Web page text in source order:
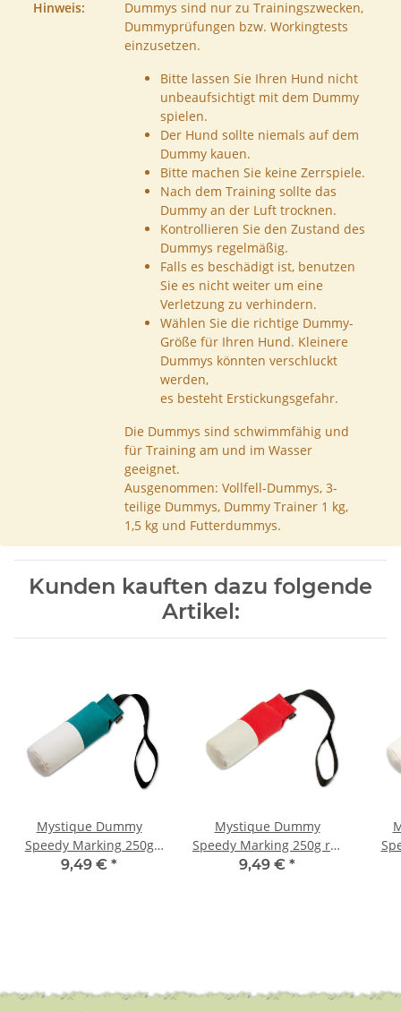
Hinweis:
Dummys sind nur zu Trainingszwecken,
Dummyprüfungen bzw. Workingtests
einzusetzen.
Bitte lassen Sie Ihren Hund nicht
unbeaufsichtigt mit dem Dummy
spielen.
Der Hund sollte niemals auf dem
Dummy kauen.
Bitte machen Sie keine Zerrspiele.
Nach dem Training sollte das
Dummy an der Luft trocknen.
Kontrollieren Sie den Zustand des
Dummys regelmäßig.
Falls es beschädigt ist, benutzen
Sie es nicht weiter um eine
Verletzung zu verhindern.
Wählen Sie die richtige Dummy-
Größe für Ihren Hund. Kleinere
Dummys könnten verschluckt
werden,
es besteht Erstickungsgefahr.
Die Dummys sind schwimmfähig und
für Training am und im Wasser
geeignet.
Ausgenommen: Vollfell-Dummys, 3-
teilige Dummys, Dummy Trainer 1 kg,
1,5 kg und Futterdummys.
Kunden kauften dazu folgende
Artikel:
Mystique Dummy
Speedy Marking 250g
weiß / grün
9,49 € *
Mystique Dummy
Speedy Marking 250g rot
/ weiß
9,49 € *